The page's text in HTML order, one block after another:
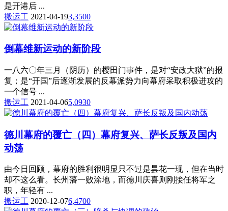
是开港后 ...
搬运工 2021-04-193,3500
倒幕维新运动的新阶段
一八六〇年三月（阴历）的樱田门事件，是对“安政大狱”的报
复；是“开国”后逐渐发展的反幕派势力向幕府采取积极进攻的
一个信号 ...
搬运工 2021-04-065,0930
德川幕府的覆亡（四）幕府复兴、萨长反叛及国内
动荡
由今日回顾，幕府的胜利很明显只不过是昙花一现，但在当时
却不这么看。长州藩一败涂地，而德川庆喜则刚接任将军之
职，年轻有 ...
搬运工 2020-12-076,4700